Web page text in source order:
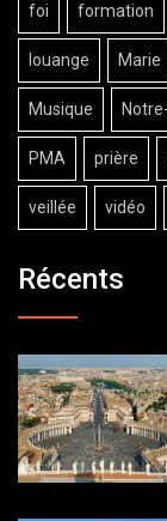
foi formation
louange Marie
Musique
PMA prière
veillée vidéo
Récents